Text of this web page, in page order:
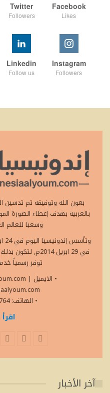
Facebook
Likes
Twitter
Followers
Instagram
Followers
Linkedin
Follow us
بعون الله وتوفيقه تم تدشين
بالعربية بهدف إعطاء الصورة
وشعبا للعالم
في 29 ابريل
توفر رسمياً
• الايميل |
• الهاتف: 3764-1100-6281+
آخر الأخبار